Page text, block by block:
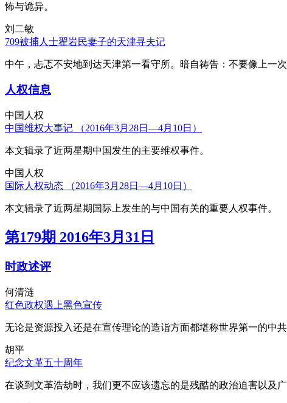
怖与诡异。
刘二敏
709被捕人士翟岩民妻子的天津寻夫记
中午，忐忑不安地到达天津第一看守所。暗自祷告：不要像上一
人权信息
中国人权
中国维权大事记 （2016年3月28日—4月10日）
本文辑录了近两星期中国发生的主要维权事件。
中国人权
国际人权动态 （2016年3月28日—4月10日）
本文辑录了近两星期国际上发生的与中国有关的重要人权事件。
第179期 2016年3月31日
时政述评
何清涟
红色政权遇上黑色宣传
无论是资源投入还是在宣传理论的造诣方面都堪称世界第一的中
胡平
纪念文革五十周年
在谈到文革浩劫时，我们更不应该遗忘的是残酷的政治迫害以及